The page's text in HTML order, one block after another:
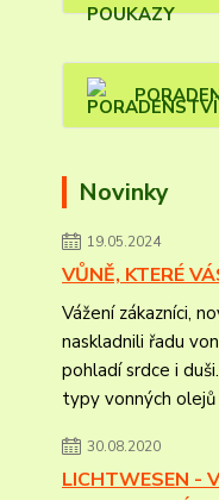
Novinky
19.05.2024
VŮNĚ, KTERÉ
Vážení zákazníci,
naskladnili řadu
pohladí srdce i
typy vonných olejů
30.08.2020
LICHTWESEN -